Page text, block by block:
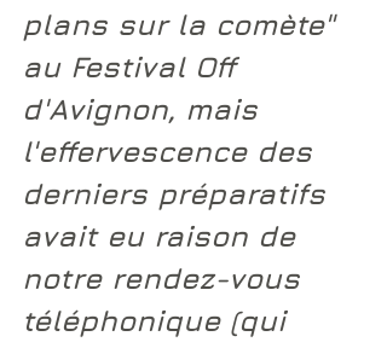
plans sur la comète"
au Festival Off
d'Avignon, mais
l'effervescence des
derniers préparatifs
avait eu raison de
notre rendez-vous
téléphonique (qui